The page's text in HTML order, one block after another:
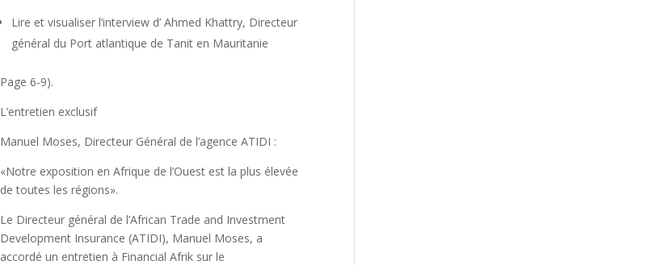
Lire et visualiser l’interview d’ Ahmed Khattry, Directeur
général du Port atlantique de Tanit en Mauritanie
Page 6-9).
L’entretien exclusif
Manuel Moses, Directeur Général de l’agence ATIDI :
«Notre exposition en Afrique de l’Ouest est la plus élevée
de toutes les régions».
Le Directeur général de l’African Trade and Investment
Development Insurance (ATIDI), Manuel Moses, a
accordé un entretien à Financial Afrik sur le